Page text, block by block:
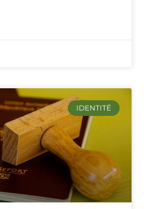
IDENTITÉ